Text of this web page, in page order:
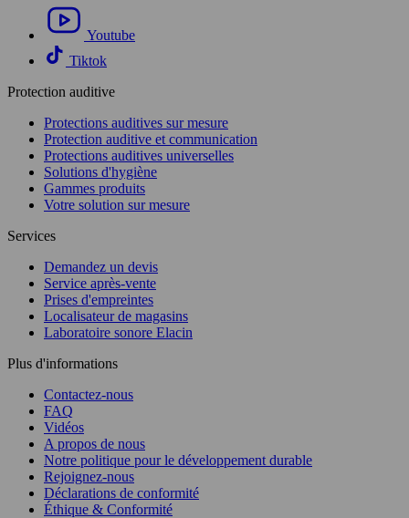
Youtube
Tiktok
Protection auditive
Protections auditives sur mesure
Protection auditive et communication
Protections auditives universelles
Solutions d'hygiène
Gammes produits
Votre solution sur mesure
Services
Demandez un devis
Service après-vente
Prises d'empreintes
Localisateur de magasins
Laboratoire sonore Elacin
Plus d'informations
Contactez-nous
FAQ
Vidéos
A propos de nous
Notre politique pour le développement durable
Rejoignez-nous
Déclarations de conformité
Éthique & Conformité